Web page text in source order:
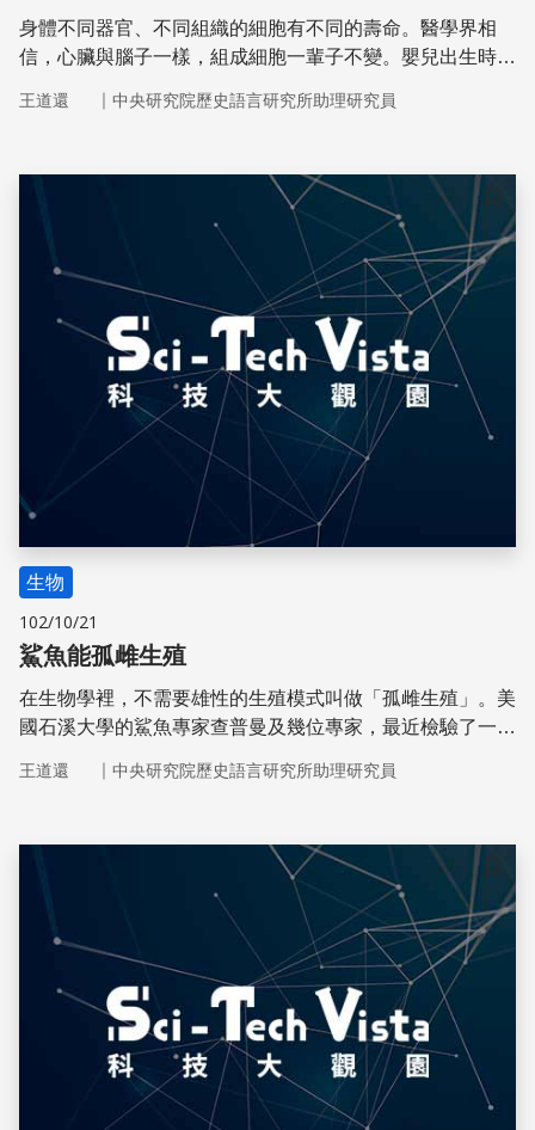
身體不同器官、不同組織的細胞有不同的壽命。醫學界相
信，心臟與腦子一樣，組成細胞一輩子不變。嬰兒出生時，
壞死的結果。
王道還 ｜ 中央研究院歷史語言研究所助理研究員
儲存
生物
102/10/21
鯊魚能孤雌生殖
在生物學裡，不需要雄性的生殖模式叫做「孤雌生殖」。美
國石溪大學的鯊魚專家查普曼及幾位專家，最近檢驗了一條
王道還 ｜ 中央研究院歷史語言研究所助理研究員
儲存